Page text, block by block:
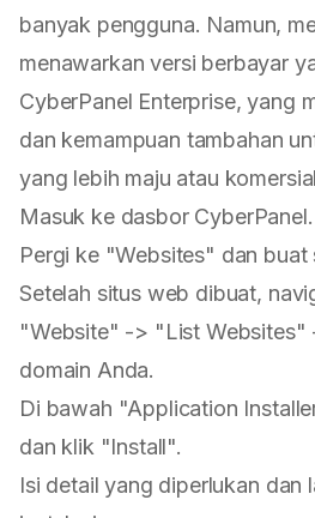
banyak pengguna. Namun,
menawarkan versi berbayar
CyberPanel Enterprise, yang
dan kemampuan tambahan
yang lebih maju atau
Masuk ke dasbor CyberPanel.
Pergi ke "Websites" dan buat
Setelah situs web dibuat,
"Website" -> "List
domain Anda.
Di bawah "Application
dan klik "Install".
Isi detail yang diperlukan dan